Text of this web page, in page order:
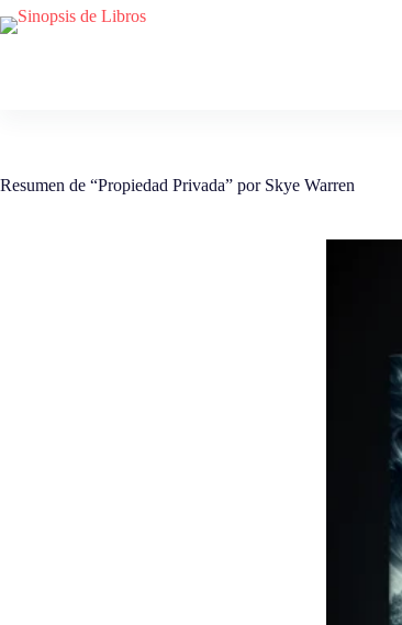
Saltar
al
Resumen de “Propiedad Privada” por Skye Warren